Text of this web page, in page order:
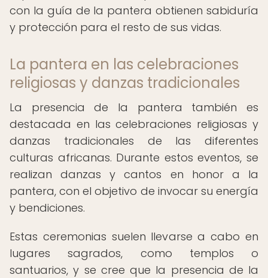
con la guía de la pantera obtienen sabiduría
y protección para el resto de sus vidas.
La pantera en las celebraciones
religiosas y danzas tradicionales
La presencia de la pantera también es
destacada en las celebraciones religiosas y
danzas tradicionales de las diferentes
culturas africanas. Durante estos eventos, se
realizan danzas y cantos en honor a la
pantera, con el objetivo de invocar su energía
y bendiciones.
Estas ceremonias suelen llevarse a cabo en
lugares sagrados, como templos o
santuarios, y se cree que la presencia de la